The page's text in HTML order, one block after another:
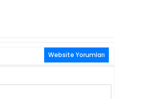
Website Yorumları